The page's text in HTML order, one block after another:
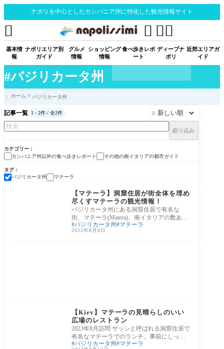
#バジリカータ州
ナポリを中心としたカンパニア州に特化した観光情報サイト
基本情
報
ナポリエリア別
ガイド
グルメ
情報
ショッピング
情報
食べ歩きレポ
ート
ディープナ
ポリ
近郊エリアガ
イド
 

 ホーム バジリカータ州
記事一覧 1 - 2件 / 全2件 
絞り込み
カテゴリー
カンパニア州以外の食べ歩きレポート
その他の南イタリアの都市ガイド
タグ
バジリカータ州
マテーラ
その他の南イタリアの
【マテーラ】洞窟住居が街全体を埋め
尽くすマテーラの観光情報！
バジリカータ州にある洞窟住居で有名な
街、マテーラ(Matera)。南イタリアの数ある
観光スポットの中でも、この街の景観は
人々の関心
バジリカータ州 マテーラ
2025年8月8日
【Kiev】マテーラの見晴らしのいい
広場のレストラン
2023年8月訪問 サッシと呼ばれる洞窟住居で
有名なマテーラでのランチ。事前にしっか
り行きたいレストランを調べていくつもり
バジリカータ州 マテーラ